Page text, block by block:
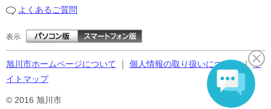
よくあるご質問
表示
旭川市ホームページについて ｜ 個人情報の取り扱いについて｜サ
イトマップ
© 2016 旭川市